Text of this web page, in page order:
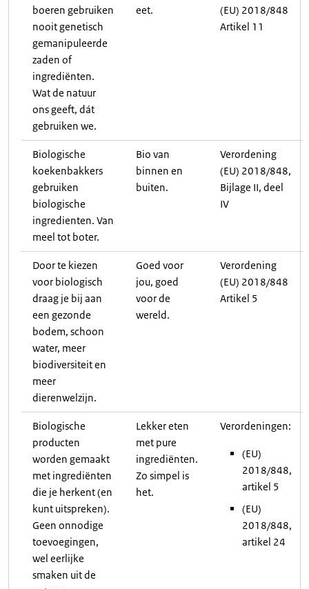
boeren gebruiken
nooit genetisch
gemanipuleerde
zaden of
ingrediënten.
Wat de natuur
ons geeft, dát
gebruiken we.
eet.
(EU) 2018/848
Artikel 11
Biologische
koekenbakkers
gebruiken
biologische
ingredienten. Van
meel tot boter.
Bio van
binnen en
buiten.
Verordening
(EU) 2018/848,
Bijlage II, deel
IV
Door te kiezen
voor biologisch
draag je bij aan
een gezonde
bodem, schoon
water, meer
biodiversiteit en
meer
dierenwelzijn.
Goed voor
jou, goed
voor de
wereld.
Verordening
(EU) 2018/848
Artikel 5
Biologische
producten
worden gemaakt
met ingrediënten
die je herkent (en
kunt uitspreken).
Geen onnodige
toevoegingen,
wel eerlijke
smaken uit de
Lekker eten
met pure
ingrediënten.
Zo simpel is
het.
Verordeningen:
(EU)
2018/848,
artikel 5
(EU)
2018/848,
artikel 24